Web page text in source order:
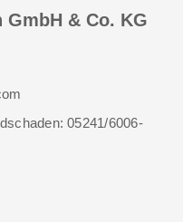
& Co. KG
05241/6006-